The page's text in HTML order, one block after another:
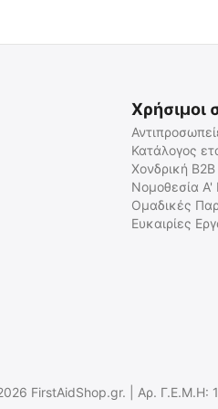
ΙΜΑΝΤΑΣ ΚΕΦΑΛΗΣ ΓΙΑ
ΦΑΚΟΥΣ NITECORE NU43
Άμεσα διαθέσιμο
Χρήσιμοι
Κατάλογος
Χονδρική B2B
Νομοθεσία Α'
Ομαδικές
Ευκαιρίες
FirstAidShop.gr. | Αρ. Γ.Ε.Μ.Η: